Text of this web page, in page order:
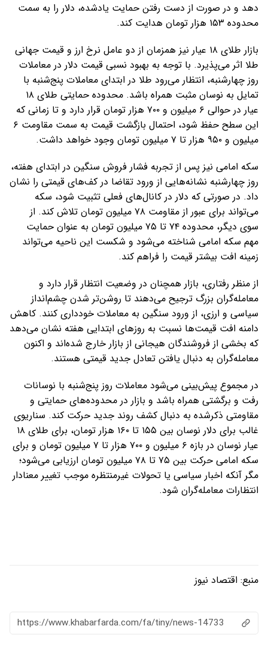
دهد و در صورت از دست رفتن حمایت یادشده، دلار را به سمت
محدوده ۱۵۳ هزار تومان هدایت کند.
بازار طلای ۱۸ عیار نیز همزمان از دو عامل نرخ ارز و قیمت جهانی
طلا اثر می‌پذیرد. با توجه به بهبود نسبی قیمت دلار در معاملات
روز چهارشنبه، انتظار می‌رود طلا در ابتدای معاملات پنج‌شنبه با
تمایل به نوسان مثبت همراه باشد. محدوده حمایتی طلای ۱۸
عیار در حوالی ۶ میلیون و ۷۰۰ هزار تومان قرار دارد و تا زمانی که
این سطح حفظ شود، احتمال بازگشت قیمت به سمت مقاومت ۶
میلیون و ۹۵۰ هزار تا ۷ میلیون تومان وجود خواهد داشت.
سکه امامی نیز پس از تجربه فشار فروش سنگین در ابتدای هفته،
روز چهارشنبه نشانه‌هایی از ورود تقاضا در کف‌های قیمتی را نشان
داد. در صورتی که دلار در کانال‌های فعلی تثبیت شود، سکه
می‌تواند برای عبور از مقاومت ۷۸ میلیون تومان تلاش کند. از
سوی دیگر، محدوده ۷۴ تا ۷۵ میلیون تومان به عنوان حمایت
مهم سکه امامی شناخته می‌شود و شکست این ناحیه می‌تواند
زمینه افت بیشتر قیمت را فراهم کند.
از منظر رفتاری، بازار همچنان در وضعیت انتظار قرار دارد و
معامله‌گران بزرگ ترجیح می‌دهند تا روشن‌تر شدن چشم‌انداز
سیاسی و ارزی، از ورود سنگین به معاملات خودداری کنند. کاهش
دامنه افت قیمت‌ها نسبت به روزهای ابتدایی هفته نشان می‌دهد
که بخشی از فروشندگان هیجانی از بازار خارج شده‌اند و اکنون
معامله‌گران به دنبال یافتن تعادل جدید قیمتی هستند.
در مجموع پیش‌بینی می‌شود معاملات روز پنج‌شنبه با نوسانات
رفت و برگشتی همراه باشد و بازار در محدوده‌های حمایتی و
مقاومتی ذکرشده به دنبال کشف روند جدید حرکت کند. سناریوی
غالب برای دلار نوسان بین ۱۵۵ تا ۱۶۰ هزار تومان، برای طلای ۱۸
عیار نوسان در بازه ۶ میلیون و ۷۰۰ هزار تا ۷ میلیون تومان و برای
سکه امامی حرکت بین ۷۵ تا ۷۸ میلیون تومان ارزیابی می‌شود؛
مگر آنکه اخبار سیاسی یا تحولات غیرمنتظره موجب تغییر معنادار
انتظارات معامله‌گران شود.
منبع: اقتصاد نیوز
https://www.khabarfarda.com/fa/tiny/news-14733